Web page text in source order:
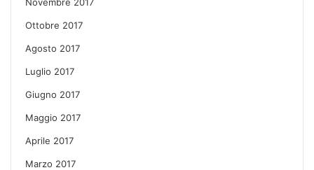
Ottobre 2017
Agosto 2017
Luglio 2017
Giugno 2017
Maggio 2017
Aprile 2017
Marzo 2017